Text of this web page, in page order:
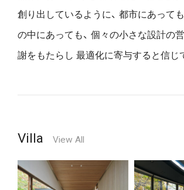
創り出しているように、 都市にあって
の中にあっても、 個々の小さな設計の
謝をもたらし 最適化に寄与すると信じ
Villa View All